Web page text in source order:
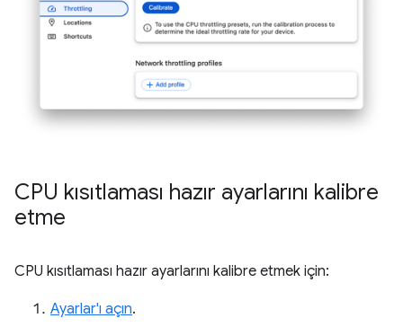
CPU kısıtlaması hazır ayarlarını kalibre
etme
CPU kısıtlaması hazır ayarlarını kalibre etmek için:
Ayarlar'ı açın.